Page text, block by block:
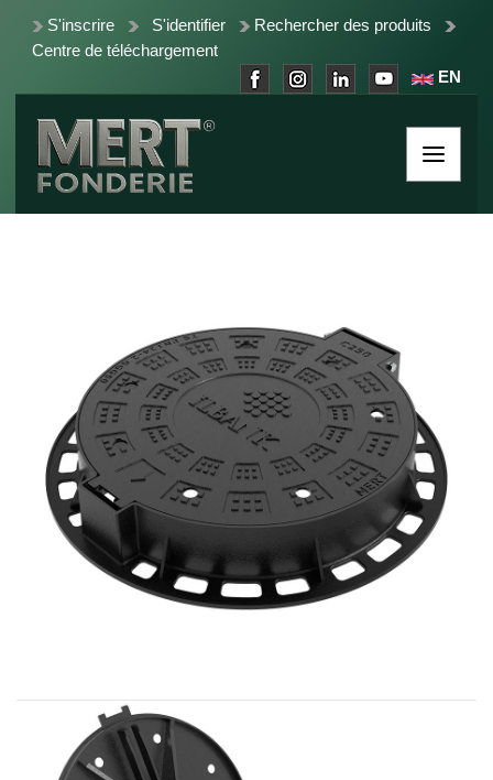
S'inscrire S'identifier
Rechercher des produits
Centre de téléchargement
EN